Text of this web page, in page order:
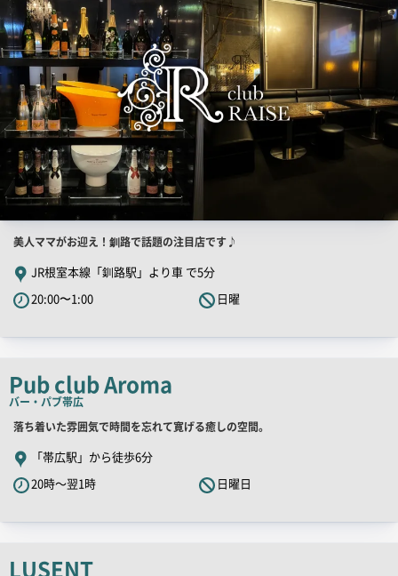
一
覧
用
画
像
店
舗
PR
キ
コ
ー
美人ママがお迎え！釧路で話題の注目店です♪
JR根室本線「釧路駅」より車 で5分
20:00〜1:00
日曜
Pub club Aroma
バー・パブ帯広
店
舗
PR
キ
落ち着いた雰囲気で時間を忘れて寛げる癒しの空間。
「帯広駅」から徒歩6分
20時～翌1時
日曜日
LUSENT